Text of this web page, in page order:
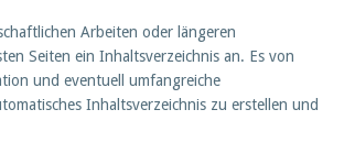
Arbeiten oder längeren
Seiten ein Inhaltsverzeichnis an. Es von
und eventuell umfangreiche
Inhaltsverzeichnis zu erstellen und